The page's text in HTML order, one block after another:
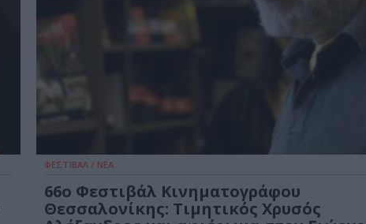
ΦΕΣΤΙΒΑΛ / ΝΕΑ
66o Φεστιβάλ Κινηματογράφου
Θεσσαλονίκης: Τιμητικός Χρυσός